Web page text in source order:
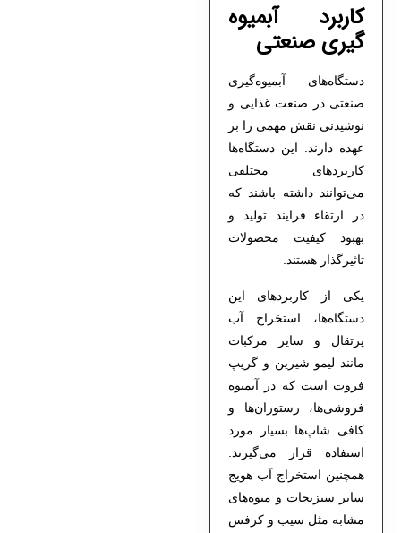
کاربرد آبمیوه
گیری صنعتی
دستگاه‌های آبمیوه‌گیری
صنعتی در صنعت غذایی و
نوشیدنی نقش مهمی را بر
عهده دارند. این دستگاه‌ها
کاربردهای مختلفی
می‌توانند داشته باشند که
در ارتقاء فرایند تولید و
بهبود کیفیت محصولات
تاثیرگذار هستند.
یکی از کاربردهای این
دستگاه‌ها، استخراج آب
پرتقال و سایر مرکبات
مانند لیمو شیرین و گریپ
فروت است که در آبمیوه
فروشی‌ها، رستوران‌ها و
کافی شاپ‌ها بسیار مورد
استفاده قرار می‌گیرند.
همچنین استخراج آب هویج
سایر سبزیجات و میوه‌های
مشابه مثل سیب و کرفس